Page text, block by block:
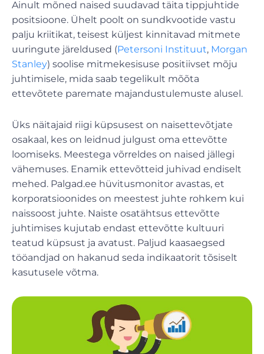
Ainult mõned naised suudavad täita tippjuhtide
positsioone. Ühelt poolt on sundkvootide vastu
palju kriitikat, teisest küljest kinnitavad mitmete
uuringute järeldused (Petersoni Instituut, Morgan
Stanley) soolise mitmekesisuse positiivset mõju
juhtimisele, mida saab tegelikult mõõta
ettevõtete paremate majandustulemuste alusel.
Üks näitajaid riigi küpsusest on naisettevõtjate
osakaal, kes on leidnud julgust oma ettevõtte
loomiseks. Meestega võrreldes on naised jällegi
vähemuses. Enamik ettevõtteid juhivad endiselt
mehed. Palgad.ee hüvitusmonitor avastas, et
korporatsioonides on meestest juhte rohkem kui
naissoost juhte. Naiste osatähtsus ettevõtte
juhtimises kujutab endast ettevõtte kultuuri
teatud küpsust ja avatust. Paljud kaasaegsed
tööandjad on hakanud seda indikaatorit tõsiselt
kasutusele võtma.